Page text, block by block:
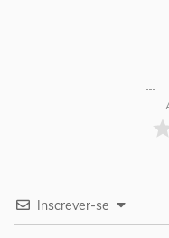
Inscrever-se